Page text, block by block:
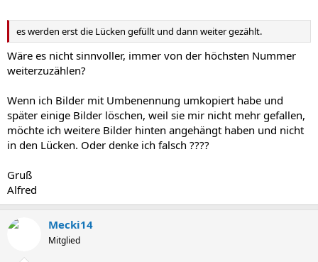
es werden erst die Lücken gefüllt und dann weiter gezählt.
Wäre es nicht sinnvoller, immer von der höchsten Nummer
weiterzuzählen?
Wenn ich Bilder mit Umbenennung umkopiert habe und
später einige Bilder löschen, weil sie mir nicht mehr gefallen,
möchte ich weitere Bilder hinten angehängt haben und nicht
in den Lücken. Oder denke ich falsch ????
Gruß
Alfred
Mecki14
Mitglied